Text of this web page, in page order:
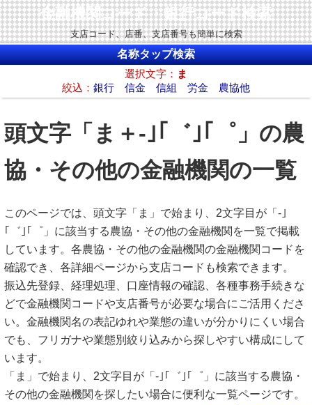
金融機関コード・銀行コード検索
支店コード、店番、支店番号も簡単に検索
名称タップ検索
選択文字： ま
絞込： 銀行 信金 信組 労金 農協他
頭文字「ま＋-｣｢゛｣｢゜」の農
協・その他の金融機関の一覧
このページでは、頭文字「ま」で始まり、2文字目が「-｣
｢゛｣｢゜」に該当する農協・その他の金融機関を一覧で掲載
しています。各農協・その他の金融機関の金融機関コードを
確認でき、各詳細ページから支店コードも検索できます。
振込先登録、経理処理、口座情報の確認、各種事務手続きな
どで金融機関コードや支店番号が必要な場合にご活用くださ
い。金融機関名の表記ゆれや業態の違いが分かりにくい場合
でも、フリガナや業態別絞り込みから探しやすい構成にして
います。
「ま」で始まり、2文字目が「-｣｢゛｣｢゜」に該当する農協・
その他の金融機関を探したい場合に便利な一覧ページです。